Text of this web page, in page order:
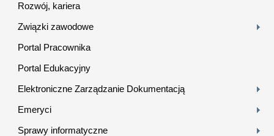
Rozwój, kariera
Związki zawodowe
Portal Pracownika
Portal Edukacyjny
Elektroniczne Zarządzanie Dokumentacją
Emeryci
Sprawy informatyczne